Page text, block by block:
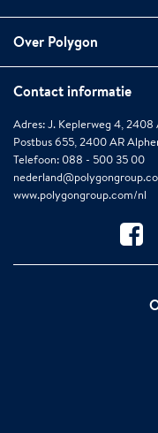
Over Polygon
Contact informatie
Adres: J. Keplerweg 4, 2408
Postbus 655, 2400 AR
Telefoon: 088 - 500 35 00
www.polygongroup.com/nl